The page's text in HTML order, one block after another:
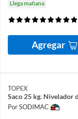
Llega mañana
Agregar
TOPEX
Saco 25 kg. Nivelador
Por SODIMAC